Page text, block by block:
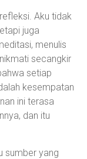
Aku tidak
juga
menulis
secangkir
setiap
kesempatan
ini terasa
dan itu
sumber yang